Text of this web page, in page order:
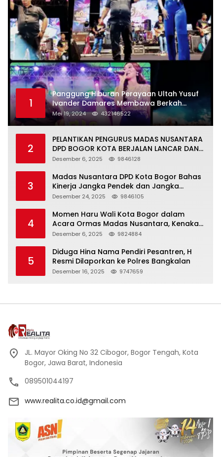
1
Panggung Hiburan Perayaan Ultah Yusuf
Ivander Damares Membawa Berkah
Warga Kejapanan
Mei 19, 2024 432146522
2
PELANTIKAN PENGURUS MADAS NUSANTARA
DPD BOGOR KOTA BERJALAN LANCAR DAN
KHIDMAT
Desember 6, 2025 9846128
3
Madas Nusantara DPD Kota Bogor Bahas
Kinerja Jangka Pendek dan Jangka
Panjang
Desember 24, 2025 9846105
4
Momen Haru Wali Kota Bogor dalam
Acara Ormas Madas Nusantara, Kenakan
Peci Hitam Tinggi sebagai Simbol
Desember 6, 2025 9824884
5
Diduga Hina Nama Pendiri Pesantren, H
Resmi Dilaporkan ke Polres Bangkalan
Desember 16, 2025 9747659
JL. Mayor Oking No 32 Cibogor, Bogor Tengah, Kota
Bogor, Jawa Barat, Indonesia
089501044197
www.realita.co.id@gmail.com